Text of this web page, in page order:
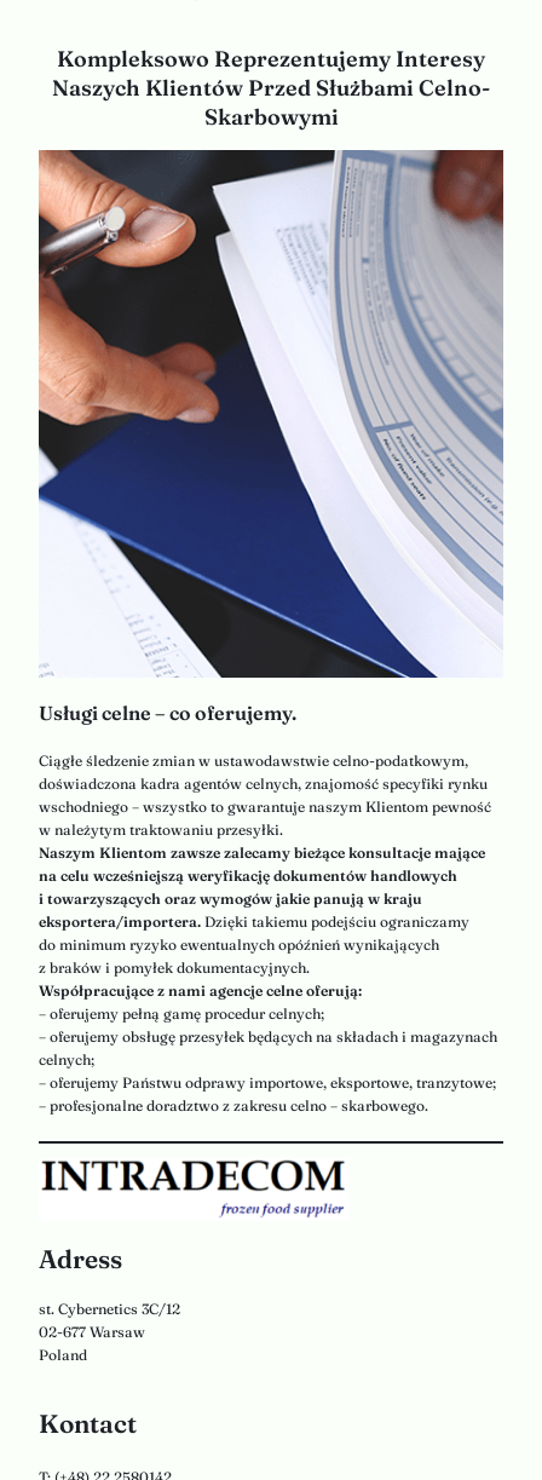
Kompleksowo Reprezentujemy Interesy
Naszych Klientów Przed Służbami Celno-
Skarbowymi
Usługi celne – co oferujemy.
Ciągłe śledzenie zmian w ustawodawstwie celno-podatkowym,
doświadczona kadra agentów celnych, znajomość specyfiki rynku
wschodniego – wszystko to gwarantuje naszym Klientom pewność
w należytym traktowaniu przesyłki.
Naszym Klientom zawsze zalecamy bieżące konsultacje mające
na celu wcześniejszą weryfikację dokumentów handlowych
i towarzyszących oraz wymogów jakie panują w kraju
eksportera/importera. Dzięki takiemu podejściu ograniczamy
do minimum ryzyko ewentualnych opóźnień wynikających
z braków i pomyłek dokumentacyjnych.
Współpracujące z nami agencje celne oferują:
– oferujemy pełną gamę procedur celnych;
– oferujemy obsługę przesyłek będących na składach i magazynach
celnych;
– oferujemy Państwu odprawy importowe, eksportowe, tranzytowe;
– profesjonalne doradztwo z zakresu celno – skarbowego.
Adress
st. Cybernetics 3C/12
02-677 Warsaw
Poland
Kontact